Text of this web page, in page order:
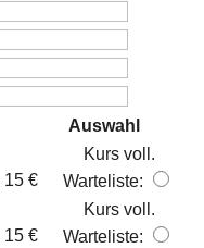
Auswahl
15 €
Kurs voll.
Warteliste:
15 €
Kurs voll.
Warteliste: